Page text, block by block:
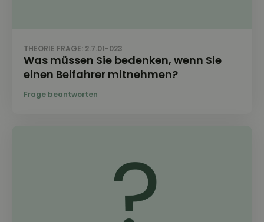
THEORIE FRAGE: 2.7.01-023
Was müssen Sie bedenken, wenn Sie
einen Beifahrer mitnehmen?